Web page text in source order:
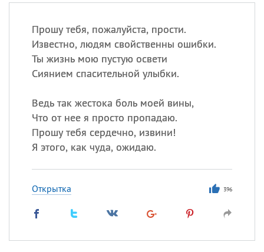
Прошу тебя, пожалуйста, прости.
Известно, людям свойственны ошибки.
Ты жизнь мою пустую освети
Сиянием спасительной улыбки.
Ведь так жестока боль моей вины,
Что от нее я просто пропадаю.
Прошу тебя сердечно, извини!
Я этого, как чуда, ожидаю.
Открытка 396